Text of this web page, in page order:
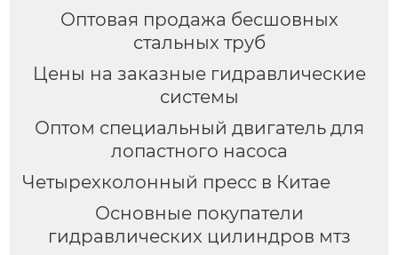
Оптовая продажа бесшовных
стальных труб
Цены на заказные гидравлические
системы
Оптом специальный двигатель для
лопастного насоса
Четырехколонный пресс в Китае
Основные покупатели
гидравлических цилиндров мтз